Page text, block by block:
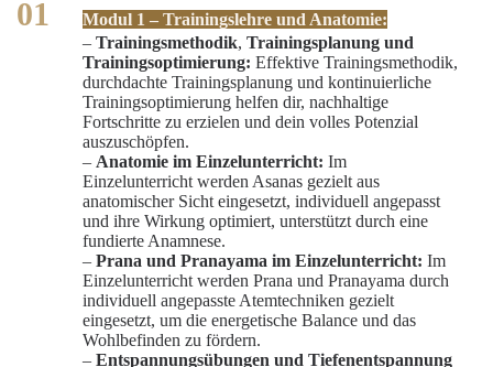
Modul 1 – Trainingslehre und Anatomie:
– Trainingsmethodik, Trainingsplanung und
Trainingsoptimierung: Effektive Trainingsmethodik,
durchdachte Trainingsplanung und kontinuierliche
Trainingsoptimierung helfen dir, nachhaltige
Fortschritte zu erzielen und dein volles Potenzial
auszuschöpfen.
– Anatomie im Einzelunterricht: Im
Einzelunterricht werden Asanas gezielt aus
anatomischer Sicht eingesetzt, individuell angepasst
und ihre Wirkung optimiert, unterstützt durch eine
fundierte Anamnese.
– Prana und Pranayama im Einzelunterricht: Im
Einzelunterricht werden Prana und Pranayama durch
individuell angepasste Atemtechniken gezielt
eingesetzt, um die energetische Balance und das
Wohlbefinden zu fördern.
– Entspannungsübungen und Tiefenentspannung